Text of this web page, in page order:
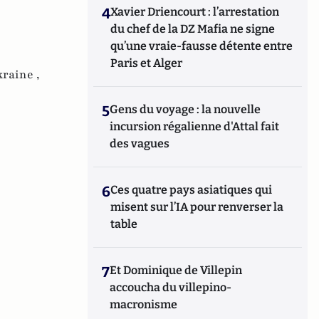
,
4Xavier Driencourt : l’arrestation
du chef de la DZ Mafia ne signe
qu’une vraie-fausse détente entre
Paris et Alger
5Gens du voyage : la nouvelle
incursion régalienne d'Attal fait
des vagues
6Ces quatre pays asiatiques qui
misent sur l’IA pour renverser la
table
7Et Dominique de Villepin
accoucha du villepino-
macronisme